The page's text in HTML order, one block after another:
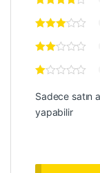
Sadece satın
yapabilir